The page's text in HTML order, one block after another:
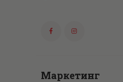
Маркетинг